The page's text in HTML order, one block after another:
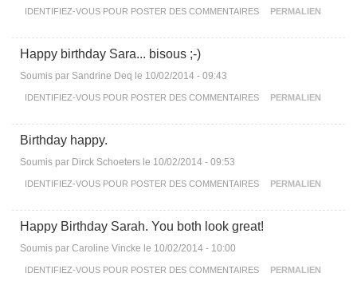
IDENTIFIEZ-VOUSPOUR POSTER DES COMMENTAIRES PERMALIEN
Happy birthday Sara... bisous ;-)
Soumis par Sandrine Deq le 10/02/2014 - 09:43
IDENTIFIEZ-VOUSPOUR POSTER DES COMMENTAIRES PERMALIEN
Birthday happy.
Soumis par Dirck Schoeters le 10/02/2014 - 09:53
IDENTIFIEZ-VOUSPOUR POSTER DES COMMENTAIRES PERMALIEN
Happy Birthday Sarah. You both look great!
Soumis par Caroline Vincke le 10/02/2014 - 10:00
IDENTIFIEZ-VOUSPOUR POSTER DES COMMENTAIRES PERMALIEN